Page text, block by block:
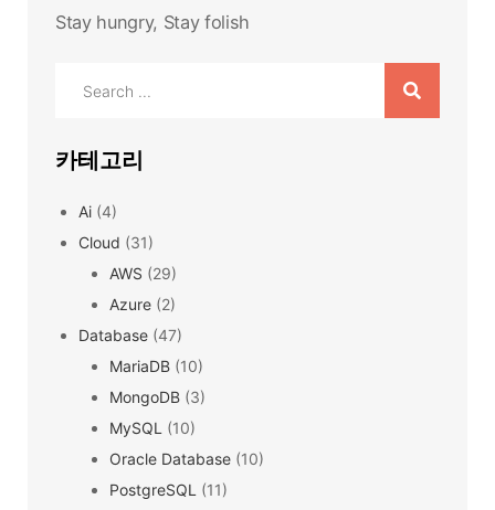
Stay hungry, Stay folish
카테고리
Ai (4)
Cloud (31)
AWS (29)
Azure (2)
Database (47)
MariaDB (10)
MongoDB (3)
MySQL (10)
Oracle Database (10)
PostgreSQL (11)